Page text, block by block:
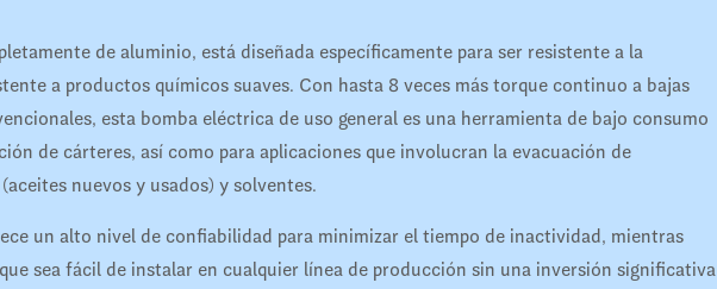
de aluminio, está diseñada específicamente para ser resistente a la
a productos químicos suaves. Con hasta 8 veces más torque continuo a bajas
esta bomba eléctrica de uso general es una herramienta de bajo consumo
de cárteres, así como para aplicaciones que involucran la evacuación de
nuevos y usados) y solventes.
un alto nivel de confiabilidad para minimizar el tiempo de inactividad, mientras
sea fácil de instalar en cualquier línea de producción sin una inversión significativa